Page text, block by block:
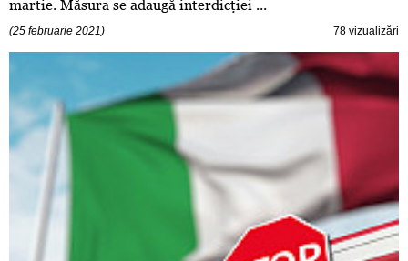
martie. Măsura se adaugă interdicţiei ...
(25 februarie 2021) 78 vizualizări